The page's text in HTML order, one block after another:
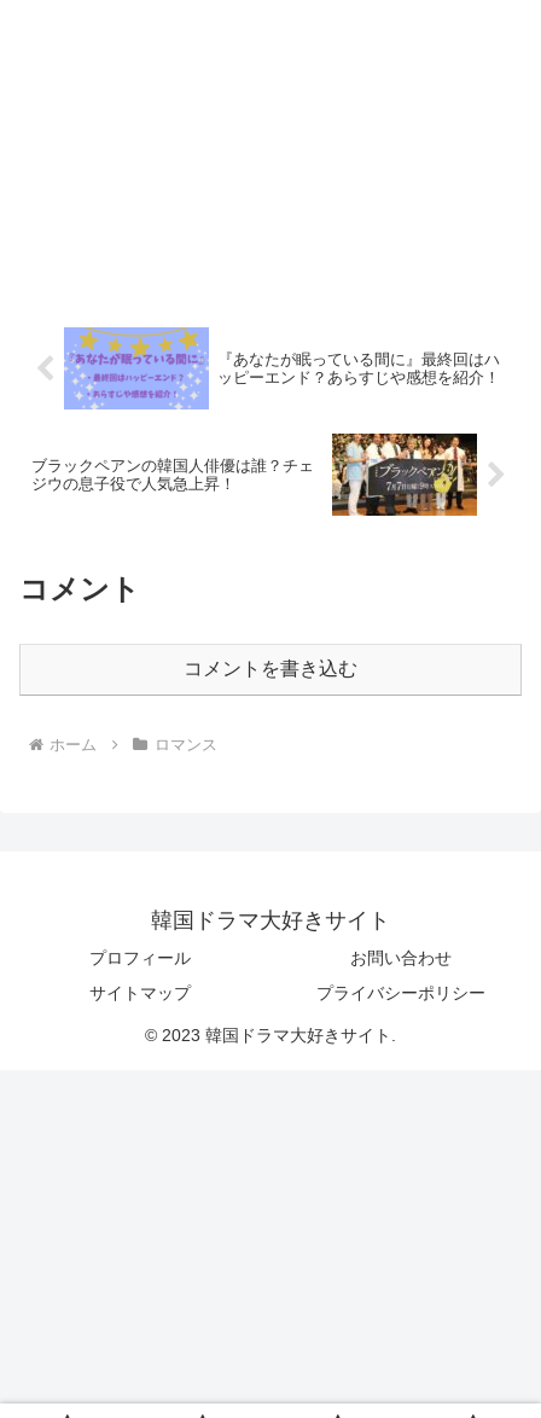
『あなたが眠っている間に』最終回はハ
ッピーエンド？あらすじや感想を紹介！
ブラックペアンの韓国人俳優は誰？チェ
ジウの息子役で人気急上昇！
コメント
コメントを書き込む
ホーム ロマンス
韓国ドラマ大好きサイト
プロフィール
お問い合わせ
サイトマップ
プライバシーポリシー
© 2023 韓国ドラマ大好きサイト.